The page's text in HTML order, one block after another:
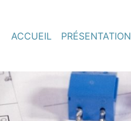
ACCUEIL PRÉSENTATION